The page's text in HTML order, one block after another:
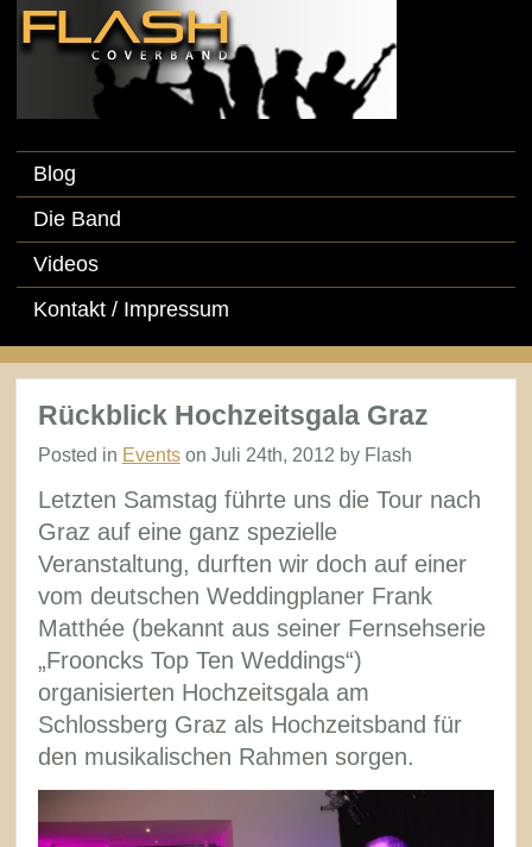
Blog
Die Band
Videos
Kontakt / Impressum
Rückblick Hochzeitsgala Graz
Posted in Eventson Juli 24th, 2012 by Flash
Letzten Samstag führte uns die Tour nach
Graz auf eine ganz spezielle
Veranstaltung, durften wir doch auf einer
vom deutschen Weddingplaner Frank
Matthée (bekannt aus seiner Fernsehserie
„Frooncks Top Ten Weddings“)
organisierten Hochzeitsgala am
Schlossberg Graz als Hochzeitsband für
den musikalischen Rahmen sorgen.